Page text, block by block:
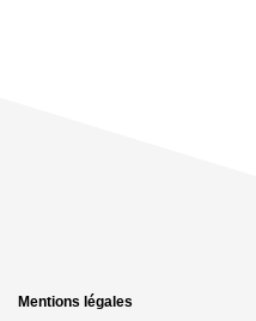
Mentions légales